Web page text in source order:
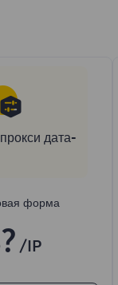
дата-
форма
/IP